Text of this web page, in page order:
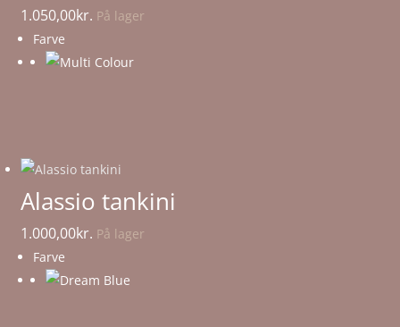
1.050,00kr. På lager
Farve
Alassio tankini
1.000,00kr. På lager
Farve